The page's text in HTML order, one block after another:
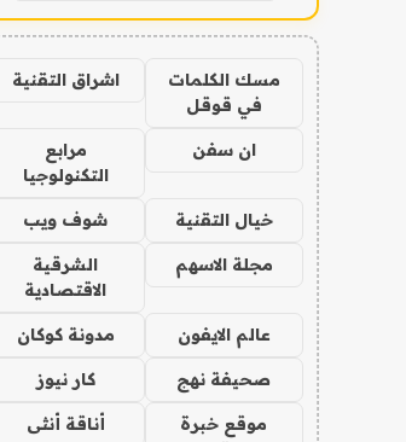
مسك الكلمات
في قوقل
اشراق التقنية
ان سفن
مرابع
التكنولوجيا
خيال التقنية شوف ويب
مجلة الاسهم
الشرقية
الاقتصادية
عالم الايفون مدونة كوكان
صحيفة نهج كار نيوز
موقع خبرة
أناقة أنثى